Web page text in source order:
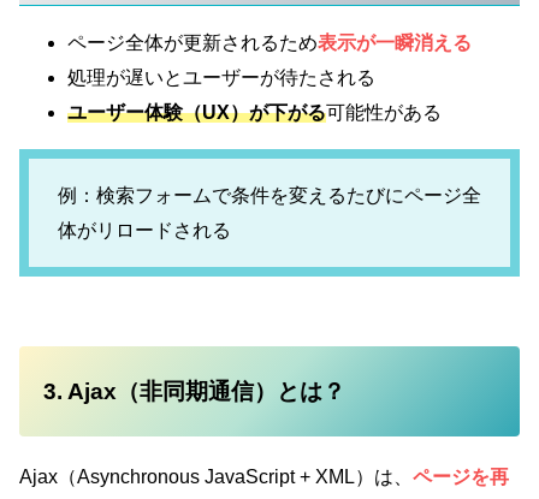
ページ全体が更新されるため表示が一瞬消える
処理が遅いとユーザーが待たされる
ユーザー体験（UX）が下がる可能性がある
例：検索フォームで条件を変えるたびにページ全
体がリロードされる
3. Ajax（非同期通信）とは？
Ajax（Asynchronous JavaScript + XML）は、 ページを再